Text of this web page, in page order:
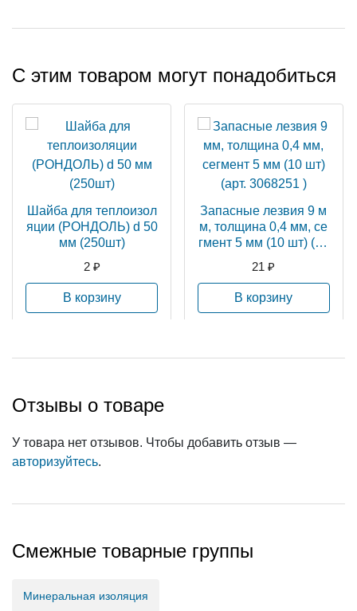
С этим товаром могут понадобиться
Шайба для теплоизол
яции (РОНДОЛЬ) d 50
мм (250шт)
2 ₽
В корзину
Запасные лезвия 9 м
м, толщина 0,4 мм, се
гмент 5 мм (10 шт) (ар
21 ₽
В корзину
Отзывы о товаре
У товара нет отзывов. Чтобы добавить отзыв —
авторизуйтесь.
Смежные товарные группы
Минеральная изоляция